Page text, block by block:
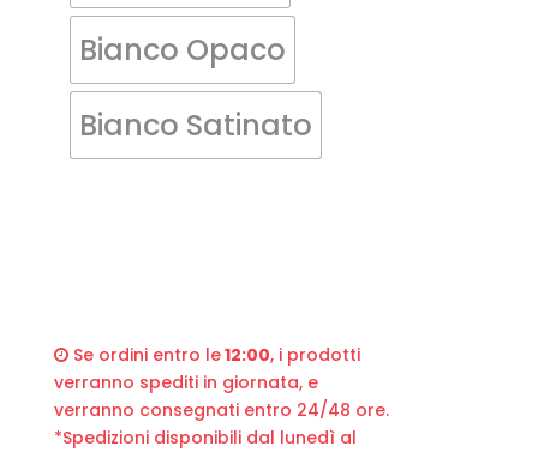
Bianco Opaco
Bianco Satinato
Se ordini entro le12:00, i prodotti
verranno spediti in giornata, e
verranno consegnati entro 24/48 ore.
*Spedizioni disponibili dal lunedì al